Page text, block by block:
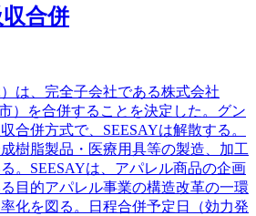
合併
は、完全子会社である株式会社
）を合併することを決定した。グン
合併方式で、SEESAYは解散する。
樹脂製品・医療用具等の製造、加工
。SEESAYは、アパレル商品の企画
目的アパレル事業の構造改革の一環
化を図る。日程合併予定日（効力発